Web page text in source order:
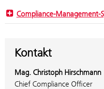
Compliance-Management-
Kontakt
Mag. Christoph Hirschmann
Chief Compliance Officer